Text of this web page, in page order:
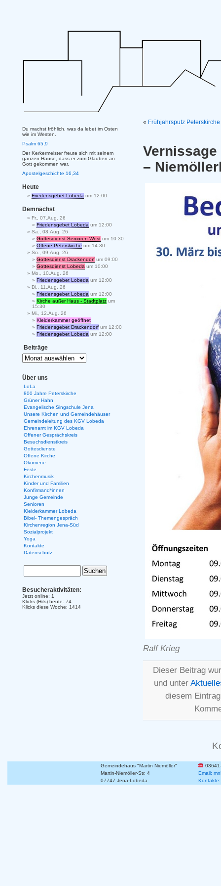
« Frühjahrsputz
–
Ralf Krieg
Dieser Beitrag
und unter
diesem
Du machst fröhlich, was da lebet im Osten
wie im Westen.
Psalm 65,9
Der Kerkermeister freute sich mit seinem
ganzen Hause, dass er zum Glauben an
Gott gekommen war.
Apostelgeschichte 16,34
Heute
Friedensgebet Lobeda um 12:00
Demnächst
Fr., 07.Aug. 26
Friedensgebet Lobeda um 12:00
Sa., 08.Aug. 26
Gottesdienst Senioren-West um 10:30
Offene Peterskirche um 14:30
So., 09.Aug. 26
Gottesdienst Drackendorf um 09:00
Gottesdienst Lobeda um 10:00
Mo., 10.Aug. 26
Friedensgebet Lobeda um 12:00
Di., 11.Aug. 26
Friedensgebet Lobeda um 12:00
Kirche außer Haus - Stadtplatz um
15:30
Mi., 12.Aug. 26
Kleiderkammer geöffnet
Friedensgebet Drackendorf um 12:00
Friedensgebet Lobeda um 12:00
Beiträge
Über uns
LoLa
800 Jahre Peterskirche
Grüner Hahn
Evangelische Singschule Jena
Unsere Kirchen und Gemeindehäuser
Gemeindeleitung des KGV Lobeda
Ehrenamt im KGV Lobeda
Offener Gesprächskreis
Besuchsdienstkreis
Gottesdienste
Offene Kirche
Ökumene
Feste
Kirchenmusik
Kinder und Familien
Konfirmand*innen
Junge Gemeinde
Senioren
Kleiderkammer Lobeda
Bibel- Themengespräch
Kirchenregion Jena-Süd
Sozialprojekt
Yoga
Kontakte
Datenschutz
Besucheraktivitäten:
Jetzt online: 1
Klicks (Hits) heute: 74
Klicks diese Woche: 1414
Gemeindehaus "Martin Niemöller"
Martin-Niemöller-Str. 4
Email:
07747 Jena-Lobeda